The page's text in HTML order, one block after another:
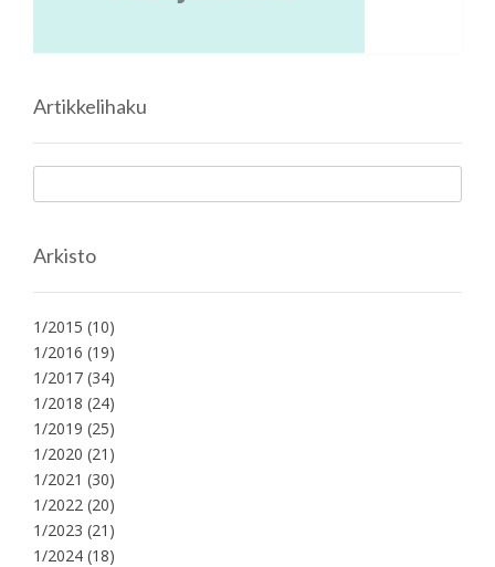
Artikkelihaku
Arkisto
1/2015 (10)
1/2016 (19)
1/2017 (34)
1/2018 (24)
1/2019 (25)
1/2020 (21)
1/2021 (30)
1/2022 (20)
1/2023 (21)
1/2024 (18)